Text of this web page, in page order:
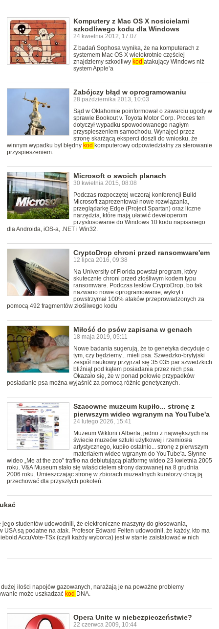
Komputery z Mac OS X nosicielami
szkodliwego kodu dla Windows
24 kwietnia 2012, 17:07
Z badań Sophosa wynika, że na komputerach z
systemem Mac OS X wielokrotnie częściej
znajdziemy szkodliwy kod atakujący Windows niż
system Apple’a
Zabójczy błąd w oprogramowaniu
28 października 2013, 10:03
Sąd w Oklahomie poinformował o zawarciu ugody w
sprawie Bookout v. Toyota Motor Corp. Proces ten
dotyczył wypadku spowodowanego nagłym
przyspieszeniem samochodu. Wynajęci przez
stronę skarżącą eksperci doszli do wniosku, że
winnym wypadku był błędny kod komputerowy odpowiedzialny za sterowanie
przyspieszeniem.
Microsoft o swoich planach
30 kwietnia 2015, 08:08
Podczas rozpoczętej wczoraj konferencji Build
Microsoft zaprezentował nowe rozwiązania,
przeglądarkę Edge (Project Spartan) oraz liczne
narzędzia, które mają ułatwić developerom
przystosowanie do Windows 10 kodu napisanego
dla Androida, iOS-a, .NET i Win32.
CryptoDrop chroni przed ransomware'em
12 lipca 2016, 09:38
Na University of Florida powstał program, który
skutecznie chroni przed złośliwym kodem typu
ransomware. Podczas testów CryptoDrop, bo tak
nazwano nowe oprogramowanie, wykrył i
powstrzymał 100% ataków przeprowadzonych za
pomocą 492 fragmentów złośliwego kodu
Miłość do psów zapisana w genach
18 maja 2019, 05:11
Nowe badania sugerują, że to genetyka decyduje o
tym, czy będziemy... mieli psa. Szwedzko-brytyjski
zespół naukowy przyjrzał się 35 035 par szwedzkich
bliźniąt pod kątem posiadania przez nich psa.
Okazało się, że w ponad połowie przypadków
posiadanie psa można wyjaśnić za pomocą różnic genetycznych.
Szacowne muzeum kupiło... stronę z
pierwszym wideo wgranym na YouTube'a
24 lutego 2026, 15:41
Muzeum Wiktorii i Alberta, jedno z największych na
świecie muzeów sztuki użytkowej i rzemiosła
artystycznego, kupiło ostatnio... stronę z pierwszym
materiałem wideo wgranym do YouTube'a. Słynne
wideo „Me at the zoo” trafiło na debiutującą platformę wideo 23 kwietnia 2005
roku. V&A Museum stało się właścicielem strony datowanej na 8 grudnia
2006 roku. Umieszczając stronę w zbiorach muzealnych kuratorzy chcą ją
przechować dla przyszłych pokoleń.
studentów udowodnili, że elektroniczne maszyny do głosowania,
są podatne na atak. Profesor Edward Felten udowodnił, że każdy, kto ma
AccuVote-TSx (czyli każdy wyborca) jest w stanie zaistalować w nich
ilości napojów gazowanych, narażają je na poważne problemy
może uszkadzać kod DNA.
Opera Unite w niebezpieczeństwie?
22 czerwca 2009, 10:44